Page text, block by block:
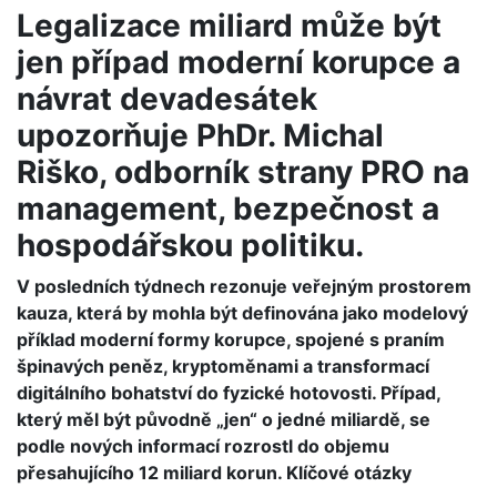
Legalizace miliard může být
jen případ moderní korupce a
návrat devadesátek
upozorňuje PhDr. Michal
Riško, odborník strany PRO na
management, bezpečnost a
hospodářskou politiku.
V posledních týdnech rezonuje veřejným prostorem
kauza, která by mohla být definována jako modelový
příklad moderní formy korupce, spojené s praním
špinavých peněz, kryptoměnami a transformací
digitálního bohatství do fyzické hotovosti. Případ,
který měl být původně „jen“ o jedné miliardě, se
podle nových informací rozrostl do objemu
přesahujícího 12 miliard korun. Klíčové otázky